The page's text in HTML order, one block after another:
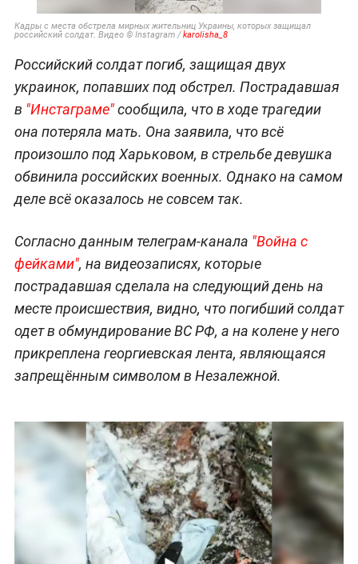
Кадры с места обстрела мирных жительниц Украины, которых защищал
российский солдат. Видео © Instagram /karolisha_8
Российский солдат погиб, защищая двух
украинок, попавших под обстрел. Пострадавшая
в "Инстаграме"сообщила, что в ходе трагедии
она потеряла мать. Она заявила, что всё
произошло под Харьковом, в стрельбе девушка
обвинила российских военных. Однако на самом
деле всё оказалось не совсем так.
Согласно данным телеграм-канала "Война с
фейками", на видеозаписях, которые
пострадавшая сделала на следующий день на
месте происшествия, видно, что погибший солдат
одет в обмундирование ВС РФ, а на колене у него
прикреплена георгиевская лента, являющаяся
запрещённым символом в Незалежной.